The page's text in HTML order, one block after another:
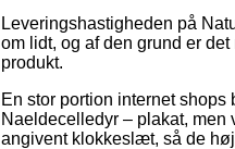
Leveringshastigheden på
om lidt, og af den grund er
produkt.
En stor portion internet
Naeldecelledyr – plakat,
angivent klokkeslæt, så de